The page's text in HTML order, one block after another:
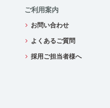
ご利用案内
お問い合わせ
よくあるご質問
採用ご担当者様へ